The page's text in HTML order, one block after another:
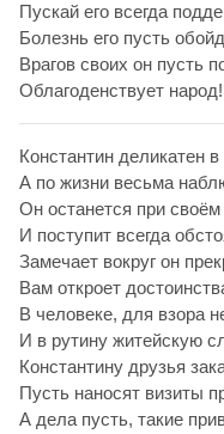
Пускай его всегда
Болезнь его пусть
Врагов своих он пусть
Облагоденствует народ!
Константин деликатен
А по жизни весьма
Он останется при
И поступит всегда
Замечает вокруг он
Вам откроет
В человеке, для взора
И в рутину житейскую
Константину друзья
Пусть наносят визиты
А дела пусть, такие